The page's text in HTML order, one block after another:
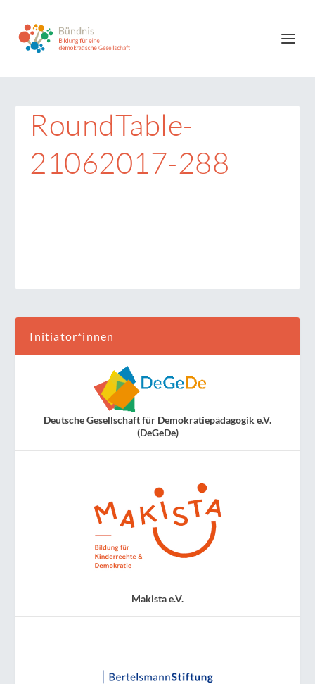
RoundTable-
21062017-288
Initiator*innen
Deutsche Gesellschaft für Demokratiepädagogik e.V.
(DeGeDe)
Makista e.V.